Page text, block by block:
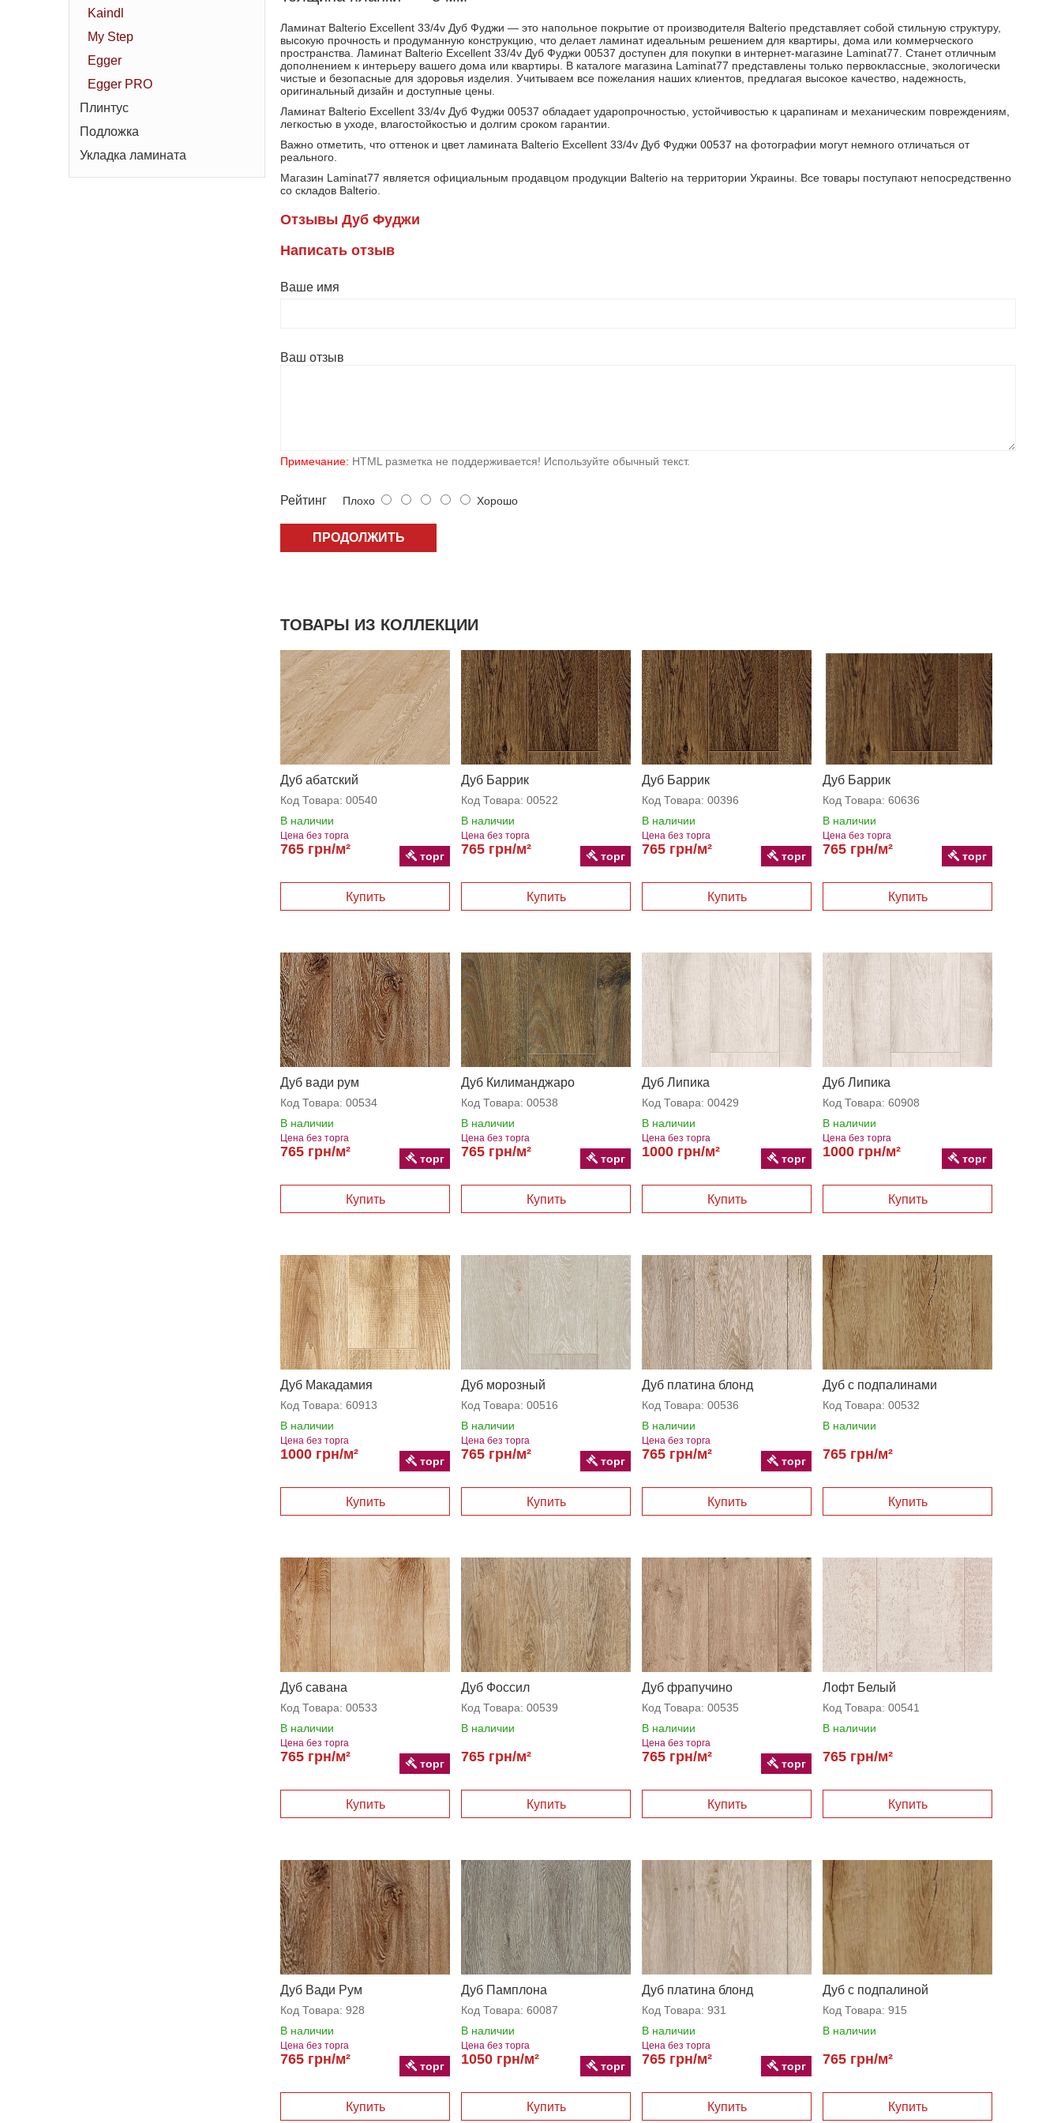
Kaindl
My Step
Egger
Egger PRO
Плинтус
Подложка
Укладка ламината
Ламинат Balterio Excellent 33/4v Дуб Фуджи — это напольное покрытие от производителя Balterio представляет собой стильную структуру,
высокую прочность и продуманную конструкцию, что делает ламинат идеальным решением для квартиры, дома или коммерческого
пространства. Ламинат Balterio Excellent 33/4v Дуб Фуджи 00537 доступен для покупки в интернет-магазине Laminat77. Станет отличным
дополнением к интерьеру вашего дома или квартиры. В каталоге магазина Laminat77 представлены только первоклассные, экологически
чистые и безопасные для здоровья изделия. Учитываем все пожелания наших клиентов, предлагая высокое качество, надежность,
оригинальный дизайн и доступные цены.
Ламинат Balterio Excellent 33/4v Дуб Фуджи 00537 обладает ударопрочностью, устойчивостью к царапинам и механическим повреждениям,
легкостью в уходе, влагостойкостью и долгим сроком гарантии.
Важно отметить, что оттенок и цвет ламината Balterio Excellent 33/4v Дуб Фуджи 00537 на фотографии могут немного отличаться от
реального.
Магазин Laminat77 является официальным продавцом продукции Balterio на территории Украины. Все товары поступают непосредственно
со складов Balterio.
Отзывы Дуб Фуджи
Написать отзыв
Ваше имя
Ваш отзыв
Примечание: HTML разметка не поддерживается! Используйте обычный текст.
Рейтинг Плохо Хорошо
ПРОДОЛЖИТЬ
ТОВАРЫ ИЗ КОЛЛЕКЦИИ
Дуб абатский
Код Товара: 00540
В наличии
Цена без торга
765 грн/м² торг
Дуб Баррик
Код Товара: 00522
В наличии
Цена без торга
765 грн/м² торг
Дуб Баррик
Код Товара: 00396
В наличии
Цена без торга
765 грн/м² торг
Дуб Баррик
Код Товара: 60636
В наличии
Цена без торга
765 грн/м² торг
Дуб вади рум
Код Товара: 00534
В наличии
Цена без торга
765 грн/м² торг
Дуб Килиманджаро
Код Товара: 00538
В наличии
Цена без торга
765 грн/м² торг
Дуб Липика
Код Товара: 00429
В наличии
Цена без торга
1000 грн/м² торг
Дуб Липика
Код Товара: 60908
В наличии
Цена без торга
1000 грн/м² торг
Дуб Макадамия
Код Товара: 60913
В наличии
Цена без торга
1000 грн/м² торг
Дуб морозный
Код Товара: 00516
В наличии
Цена без торга
765 грн/м² торг
Дуб платина блонд
Код Товара: 00536
В наличии
Цена без торга
765 грн/м² торг
Дуб с подпалинами
Код Товара: 00532
В наличии
765 грн/м²
Дуб савана
Код Товара: 00533
В наличии
Цена без торга
765 грн/м² торг
Дуб Фоссил
Код Товара: 00539
В наличии
765 грн/м²
Дуб фрапучино
Код Товара: 00535
В наличии
Цена без торга
765 грн/м² торг
Лофт Белый
Код Товара: 00541
В наличии
765 грн/м²
Дуб Вади Рум
Код Товара: 928
В наличии
Цена без торга
765 грн/м² торг
Дуб Памплона
Код Товара: 60087
В наличии
Цена без торга
1050 грн/м² торг
Дуб платина блонд
Код Товара: 931
В наличии
Цена без торга
765 грн/м² торг
Дуб с подпалиной
Код Товара: 915
В наличии
765 грн/м²